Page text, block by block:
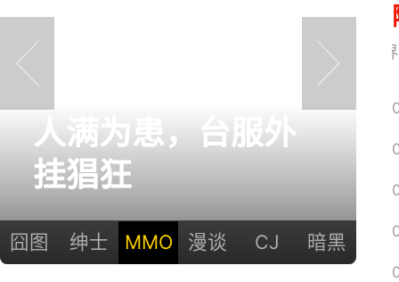
正惊漫谈：从MU开
始，为什么网游翅
膀成了"躲不掉的刚
需"？
囧图 绅士 MMO 漫谈 CJ 暗黑
《魔兽世